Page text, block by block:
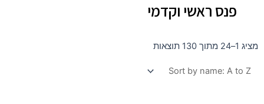
פנס ראשי וקדמי
מציג 1–24 מתוך 130 תוצאות